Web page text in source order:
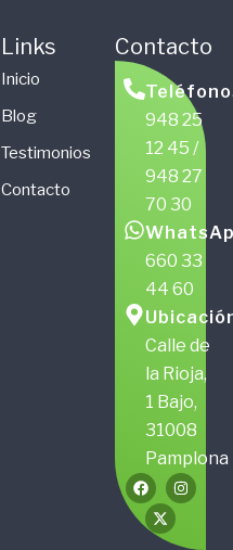
Links
Inicio
Blog
Testimonios
Contacto
Contacto
948 25
12 45 /
948 27
70 30
660 33
44 60
Calle de
la Rioja,
1 Bajo,
31008
Pamplona
F
a
c
e
I
n
s
X
t
w
i